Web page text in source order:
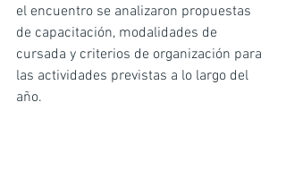
el encuentro se analizaron propuestas
de capacitación, modalidades de
cursada y criterios de organización para
las actividades previstas a lo largo del
año.